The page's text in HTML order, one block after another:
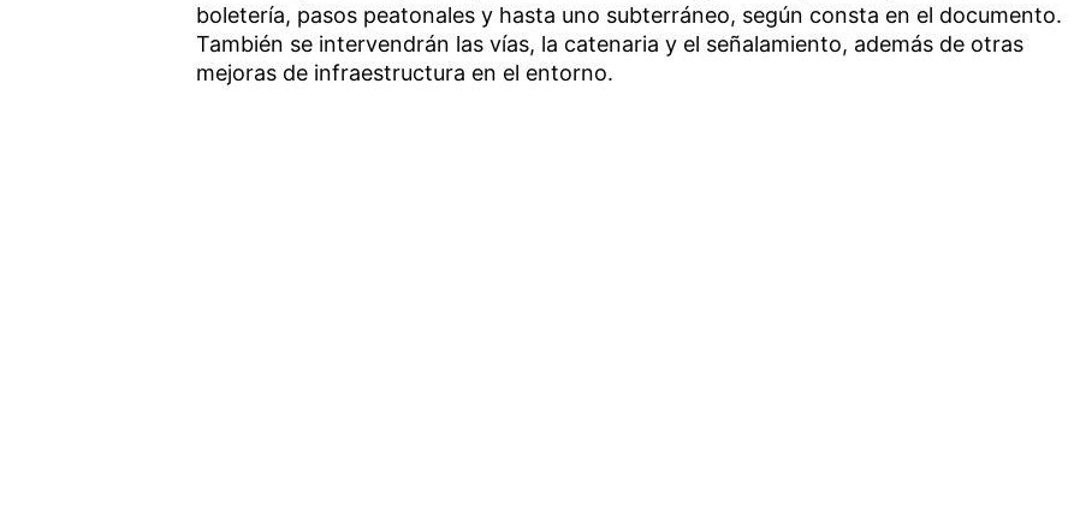
boletería, pasos peatonales y hasta uno subterráneo, según consta en el documento.
También se intervendrán las vías, la catenaria y el señalamiento, además de otras
mejoras de infraestructura en el entorno.